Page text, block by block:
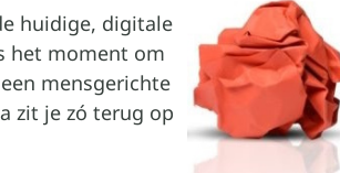
huidige, digitale
het moment om
mensgerichte
zit je zó terug op